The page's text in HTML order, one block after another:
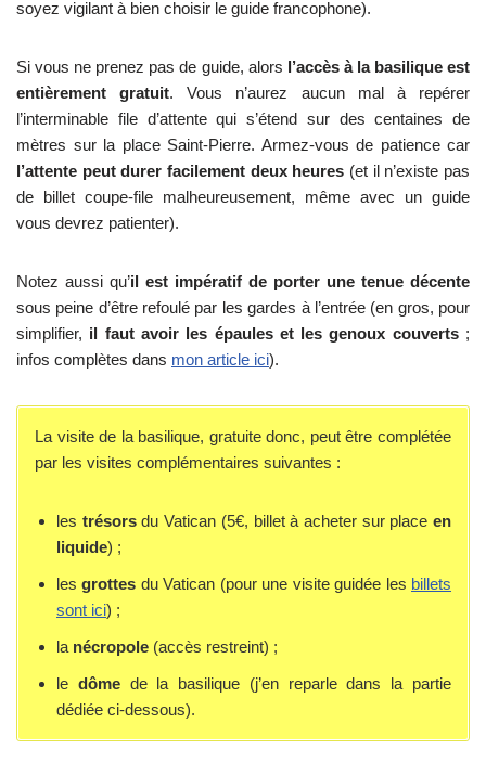
soyez vigilant à bien choisir le guide francophone).
Si vous ne prenez pas de guide, alors l’accès à la basilique est
entièrement gratuit. Vous n’aurez aucun mal à repérer
l’interminable file d’attente qui s’étend sur des centaines de
mètres sur la place Saint-Pierre. Armez-vous de patience car
l’attente peut durer facilement deux heures (et il n’existe pas
de billet coupe-file malheureusement, même avec un guide
vous devrez patienter).
Notez aussi qu’il est impératif de porter une tenue décente
sous peine d’être refoulé par les gardes à l’entrée (en gros, pour
simplifier, il faut avoir les épaules et les genoux couverts;
infos complètes dans mon article ici).
La visite de la basilique, gratuite donc, peut être complétée
par les visites complémentaires suivantes :
les trésorsdu Vatican (5€, billet à acheter sur placeen
liquide) ;
lesgrottes du Vatican (pour une visite guidée les billets
sont ici) ;
la nécropole (accès restreint) ;
le dômede la basilique (j’en reparle dans la partie
dédiée ci-dessous).